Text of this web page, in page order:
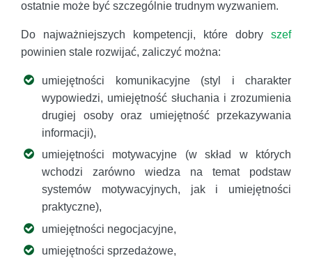
ostatnie może być szczególnie trudnym wyzwaniem.
Do najważniejszych kompetencji, które dobry szef
powinien stale rozwijać, zaliczyć można:
umiejętności komunikacyjne (styl i charakter
wypowiedzi, umiejętność słuchania i zrozumienia
drugiej osoby oraz umiejętność przekazywania
informacji),
umiejętności motywacyjne (w skład w których
wchodzi zarówno wiedza na temat podstaw
systemów motywacyjnych, jak i umiejętności
praktyczne),
umiejętności negocjacyjne,
umiejętności sprzedażowe,